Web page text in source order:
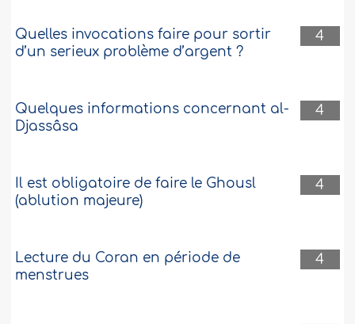
4
Quelles invocations faire pour sortir
d’un serieux problème d’argent ?
4
Quelques informations concernant al-
Djassâsa
4
Il est obligatoire de faire le Ghousl
(ablution majeure)
4
Lecture du Coran en période de
menstrues